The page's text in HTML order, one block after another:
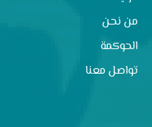
من نحن
الحوكمة
تواصل معنا